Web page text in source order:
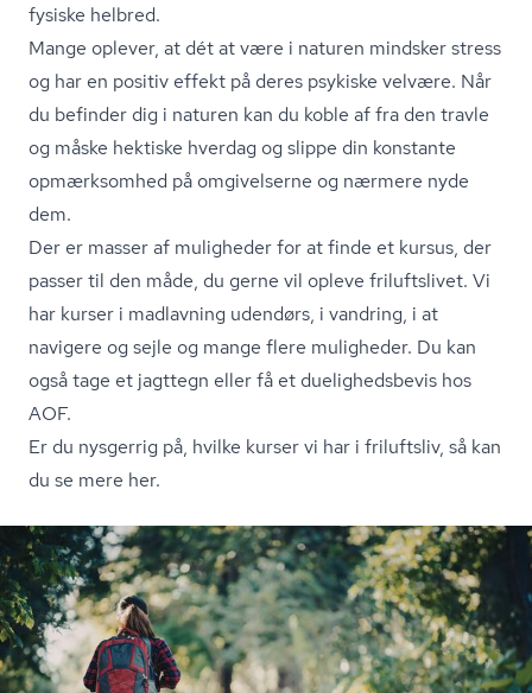
fysiske helbred.
Mange oplever, at dét at være i naturen mindsker stress
og har en positiv effekt på deres psykiske velvære. Når
du befinder dig i naturen kan du koble af fra den travle
og måske hektiske hverdag og slippe din konstante
opmærksomhed på omgivelserne og nærmere nyde
dem.
Der er masser af muligheder for at finde et kursus, der
passer til den måde, du gerne vil opleve friluftslivet. Vi
har kurser i madlavning udendørs, i vandring, i at
navigere og sejle og mange flere muligheder. Du kan
også tage et jagttegn eller få et du­e­lig­heds­be­vis hos
AOF.
Er du nysgerrig på, hvilke kurser vi har i friluftsliv, så kan
du se mere her.